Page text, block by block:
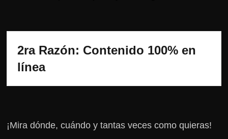
2ra Razón: Contenido 100% en
línea
¡Mira dónde, cuándo y tantas veces como quieras!